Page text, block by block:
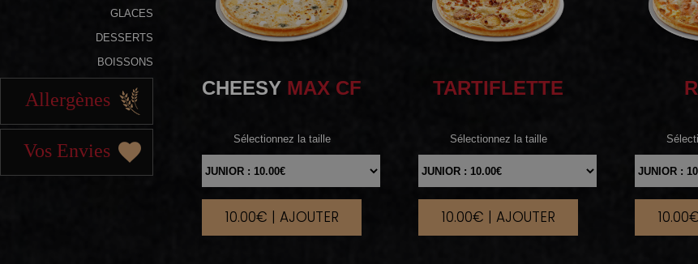
GLACES
DESSERTS
BOISSONS
Allergènes
Vos Envies
CHEESY MAX CF
Sélectionnez la taille
|
10.00€ | AJOUTER
TARTIFLETTE
Sélectionnez la taille
|
10.00€ | AJOUTER